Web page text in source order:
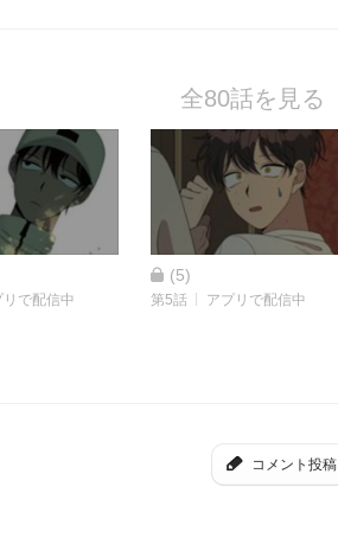
全80話を見る
リで配信中
(5)
第5話 アプリで配信中
コメント投稿